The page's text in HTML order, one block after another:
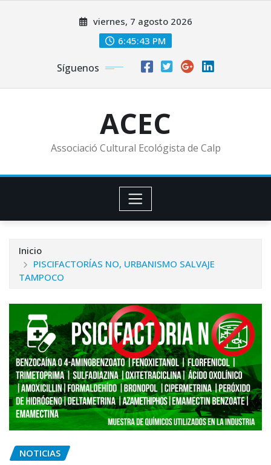
viernes, 7 agosto 2026
6:45:44 PM
Síguenos
ACEC
Associació Cultural Ecológista de Calp
Inicio
PISCIFACTORÍAS NO, URBANISMO SALVAJE
TAMPOCO
NOTICIAS